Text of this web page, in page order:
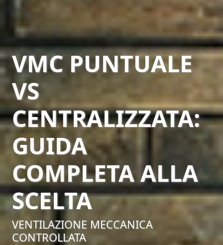
VMC PUNTUALE
VS
CENTRALIZZATA:
GUIDA
COMPLETA ALLA
SCELTA
VENTILAZIONE MECCANICA
CONTROLLATA